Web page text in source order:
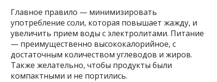
Главное правило — минимизировать
употребление соли, которая повышает жажду, и
увеличить прием воды с электролитами. Питание
— преимущественно высококалорийное, с
достаточным количеством углеводов и жиров.
Также желательно, чтобы продукты были
компактными и не портились.